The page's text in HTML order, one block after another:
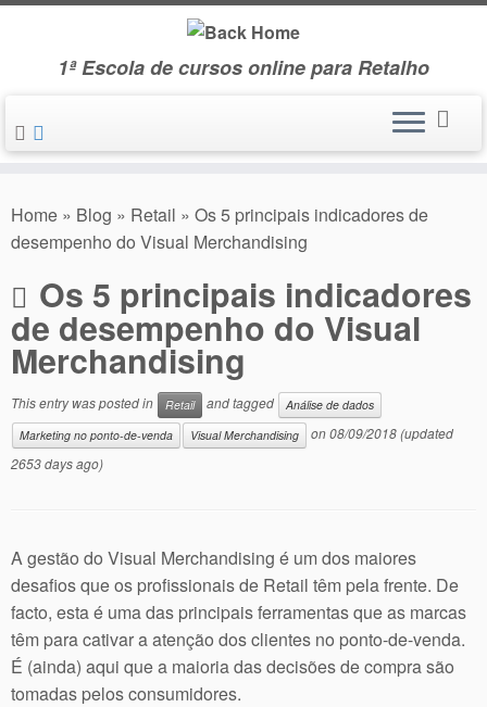
Skip
1ª Escola de cursos online para Retalho
Home » Blog » Retail » Os 5 principais indicadores de
desempenho do Visual Merchandising
Os 5 principais indicadores
de desempenho do Visual
Merchandising
This entry was posted in Retail and tagged
Análise de dados
Marketing no ponto-de-venda
Visual Merchandising on08/09/2018(updated
2653 days ago)
A gestão do Visual Merchandising é um dos maiores
desafios que os profissionais de Retail têm pela frente. De
facto, esta é uma das principais ferramentas que as marcas
têm para cativar a atenção dos clientes no ponto-de-venda.
É (ainda) aqui que a maioria das decisões de compra são
tomadas pelos consumidores.